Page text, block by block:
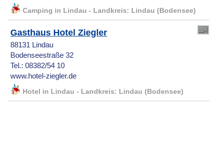
Camping in Lindau - Landkreis: Lindau (Bodensee)
Gasthaus Hotel Ziegler
88131 Lindau
Bodenseestraße 32
Tel.: 08382/54 10
www.hotel-ziegler.de
Hotel in Lindau - Landkreis: Lindau (Bodensee)